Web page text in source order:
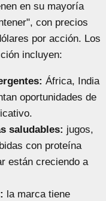
en su mayoría
con precios
por acción. Los
incluyen:
África, India
oportunidades de
saludables: jugos,
con proteína
están creciendo a
la marca tiene